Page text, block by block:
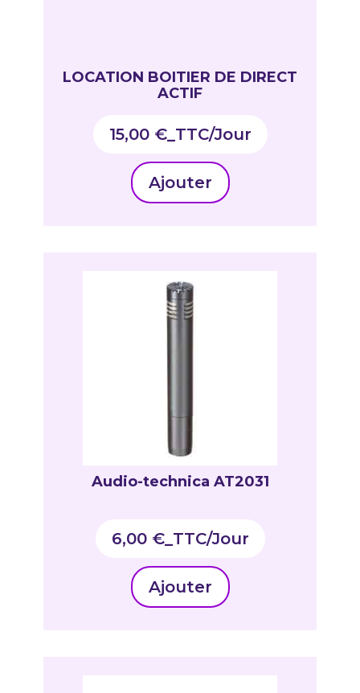
LOCATION BOITIER DE DIRECT
ACTIF
15,00 €_TTC
Ajouter
Audio-technica AT2031
6,00 €_TTC
Ajouter